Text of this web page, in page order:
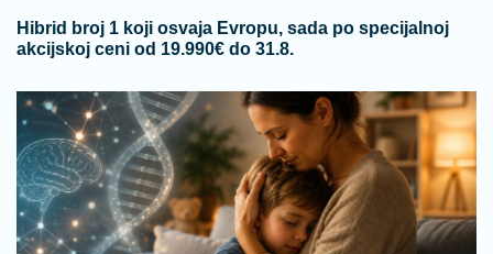
Hibrid broj 1 koji osvaja Evropu, sada po specijalnoj
akcijskoj ceni od 19.990€ do 31.8.